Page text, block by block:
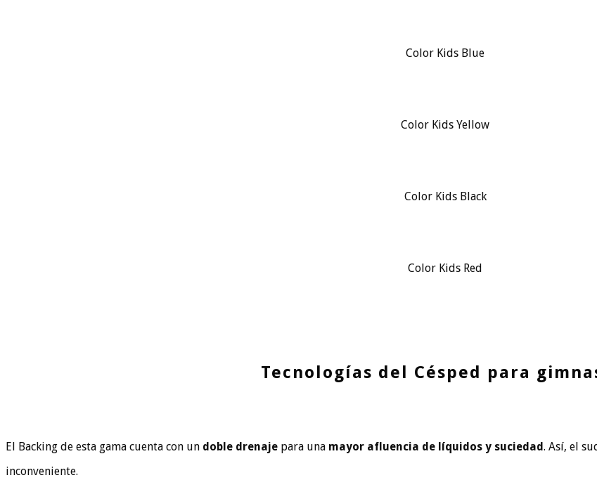
Color Kids Blue
Color Kids Yellow
Color Kids Black
Color Kids Red
Tecnologías del Césped para
El Backing de esta gama cuenta con un doble drenaje para una mayor afluencia de líquidos y suciedad. Así, el
inconveniente.